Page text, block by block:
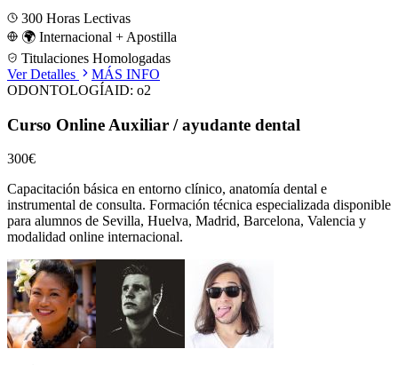
300 Horas Lectivas
🌍 Internacional + Apostilla
Titulaciones Homologadas
Ver Detalles
MÁS INFO
ODONTOLOGÍAID: o2
Curso Online Auxiliar / ayudante dental
300€
Capacitación básica en entorno clínico, anatomía dental e
instrumental de consulta. Formación técnica especializada disponible
para alumnos de Sevilla, Huelva, Madrid, Barcelona, Valencia y
modalidad online internacional.